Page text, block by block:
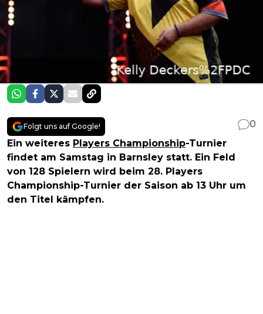
Folgt uns auf Google!
0
Ein weiteres Players Championship-Turnier
findet am Samstag in Barnsley statt. Ein Feld
von 128 Spielern wird beim 28. Players
Championship-Turnier der Saison ab 13 Uhr um
den Titel kämpfen.